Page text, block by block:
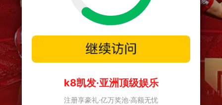
k8凯发·亚洲顶级娱乐
注册享豪礼·亿万奖池·高额无忧